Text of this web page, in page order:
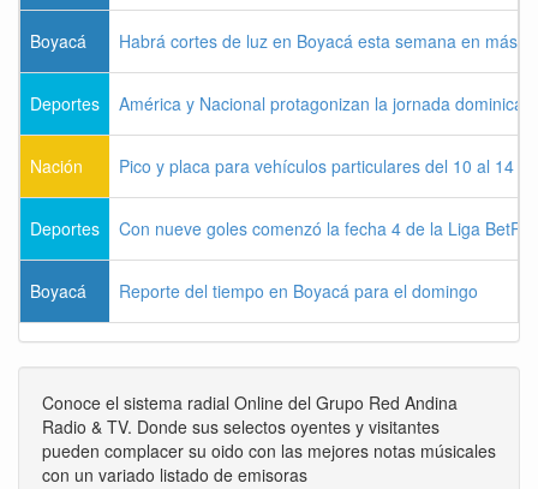
Boyacá Habrá cortes de luz en Boyacá esta semana en más
Deportes América y Nacional protagonizan la jornada dominical
Nación Pico y placa para vehículos particulares del 10 al 14
Deportes Con nueve goles comenzó la fecha 4 de la Liga
Boyacá Reporte del tiempo en Boyacá para el domingo
Conoce el sistema radial Online del Grupo Red Andina
Radio & TV. Donde sus selectos oyentes y visitantes
pueden complacer su oido con las mejores notas músicales
con un variado listado de emisoras